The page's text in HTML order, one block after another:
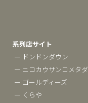
系列店サイト
ー ドンドンダウン
ー ニコカウサンコメタダ
ー ゴールディーズ
ー くらや